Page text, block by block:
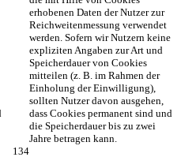
erhobenen Daten der Nutzer zur
Reichweitenmessung verwendet
werden. Sofern wir Nutzern keine
expliziten Angaben zur Art und
Speicherdauer von Cookies
mitteilen (z. B. im Rahmen der
Einholung der Einwilligung),
sollten Nutzer davon ausgehen,
dass Cookies permanent sind und
die Speicherdauer bis zu zwei
Jahre betragen kann.